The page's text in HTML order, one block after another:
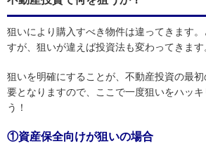
狙いにより購入すべき物件は違ってきます
すが、狙いが違えば投資法も変わってきます
狙いを明確にすることが、不動産投資の最
要となりますので、ここで一度狙いをハッ
う！
①資産保全向けが狙いの場合